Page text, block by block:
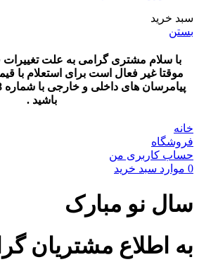
سبد خرید
بستن
با سلام مشتری گرامی به علت تغییرات
موقتا غیر فعال است برای استعلام با
باشید .
خانه
فروشگاه
حساب کاربری من
0 موارد سبد خرید
سال نو مبارک
به اطلاع مشتریان